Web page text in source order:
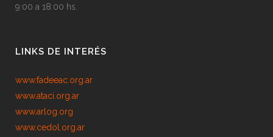
9:00 a 18:00 hs.
LINKS DE INTERÉS
www.fadeeac.org.ar
www.ataci.org.ar
www.arlog.org
www.cedol.org.ar